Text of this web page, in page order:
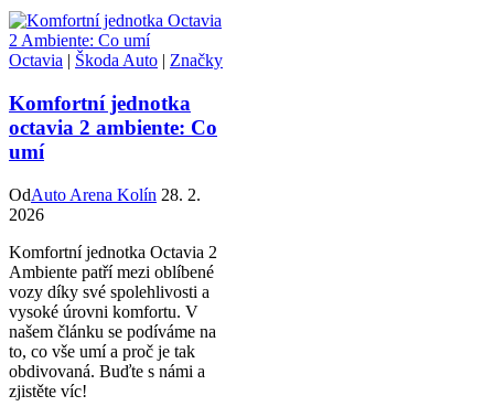
Octavia | Škoda Auto | Značky
Komfortní jednotka
octavia 2 ambiente: Co
umí
OdAuto Arena Kolín 28. 2.
2026
Komfortní jednotka Octavia 2
Ambiente patří mezi oblíbené
vozy díky své spolehlivosti a
vysoké úrovni komfortu. V
našem článku se podíváme na
to, co vše umí a proč je tak
obdivovaná. Buďte s námi a
zjistěte víc!